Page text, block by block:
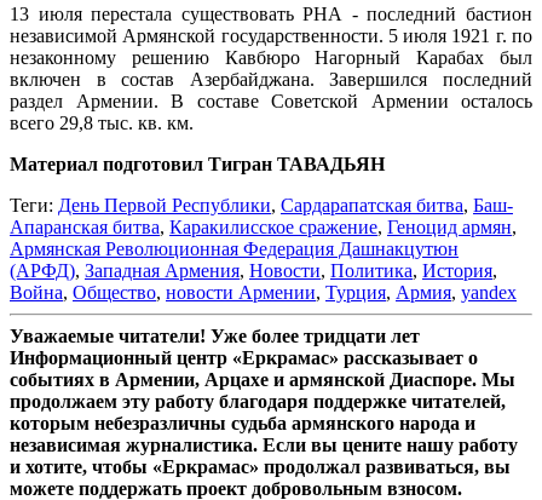
13 июля перестала существовать РНА - последний бастион
независимой Армянской государственности. 5 июля 1921 г. по
незаконному решению Кавбюро Нагорный Карабах был
включен в состав Азербайджана. Завершился последний
раздел Армении. В составе Советской Армении осталось
всего 29,8 тыс. кв. км.
Материал подготовил Тигран ТАВАДЬЯН
Теги: День Первой Республики, Сардарапатская битва, Баш-
Апаранская битва, Каракилисское сражение, Геноцид армян,
Армянская Революционная Федерация Дашнакцутюн
(АРФД), Западная Армения, Новости, Политика, История,
Война, Общество, новости Армении, Турция, Армия, yandex
Уважаемые читатели! Уже более тридцати лет
Информационный центр «Еркрамас» рассказывает о
событиях в Армении, Арцахе и армянской Диаспоре. Мы
продолжаем эту работу благодаря поддержке читателей,
которым небезразличны судьба армянского народа и
независимая журналистика. Если вы цените нашу работу
и хотите, чтобы «Еркрамас» продолжал развиваться, вы
можете поддержать проект добровольным взносом.